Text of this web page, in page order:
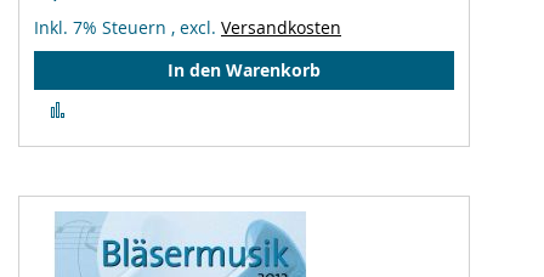
Inkl. 7% Steuern , excl. Versandkosten
In den Warenkorb
hinzufügen